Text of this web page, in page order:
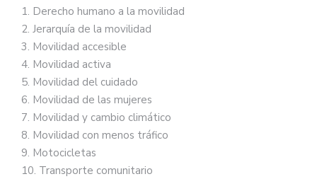
1. Derecho humano a la movilidad
2. Jerarquía de la movilidad
3. Movilidad accesible
4. Movilidad activa
5. Movilidad del cuidado
6. Movilidad de las mujeres
7. Movilidad y cambio climático
8. Movilidad con menos tráfico
9. Motocicletas
10. Transporte comunitario